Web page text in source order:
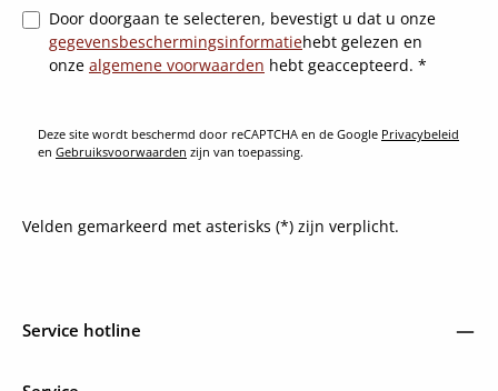
Door doorgaan te selecteren, bevestigt u dat u onze
gegevensbeschermingsinformatiehebt gelezen en
onze algemene voorwaarden hebt geaccepteerd. *
Deze site wordt beschermd door reCAPTCHA en de Google Privacybeleid
en Gebruiksvoorwaarden zijn van toepassing.
Velden gemarkeerd met asterisks (*) zijn verplicht.
Service hotline